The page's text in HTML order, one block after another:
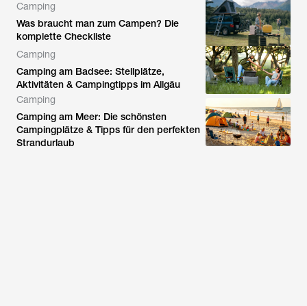
Camping
Was braucht man zum Campen? Die
komplette Checkliste
Camping
Camping am Badsee: Stellplätze,
Aktivitäten & Campingtipps im Allgäu
Camping
Camping am Meer: Die schönsten
Campingplätze & Tipps für den perfekten
Strandurlaub